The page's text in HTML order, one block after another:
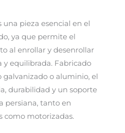
una pieza esencial en el
ya que permite el
al enrollar y desenrollar
y equilibrada. Fabricado
o aluminio, el
durabilidad y un soporte
persiana, tanto en
como motorizadas.